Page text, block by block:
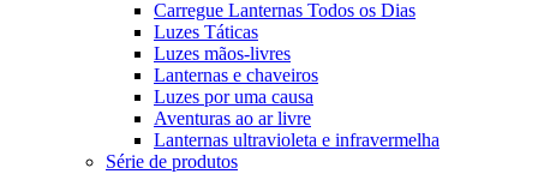
Carregue Lanternas Todos os Dias
Luzes Táticas
Luzes mãos-livres
Lanternas e chaveiros
Luzes por uma causa
Aventuras ao ar livre
Lanternas ultravioleta e infravermelha
Série de produtos